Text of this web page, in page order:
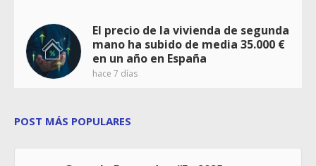
El precio de la vivienda de segunda
mano ha subido de media 35.000 €
en un año en España
hace 7 días
POST MÁS POPULARES